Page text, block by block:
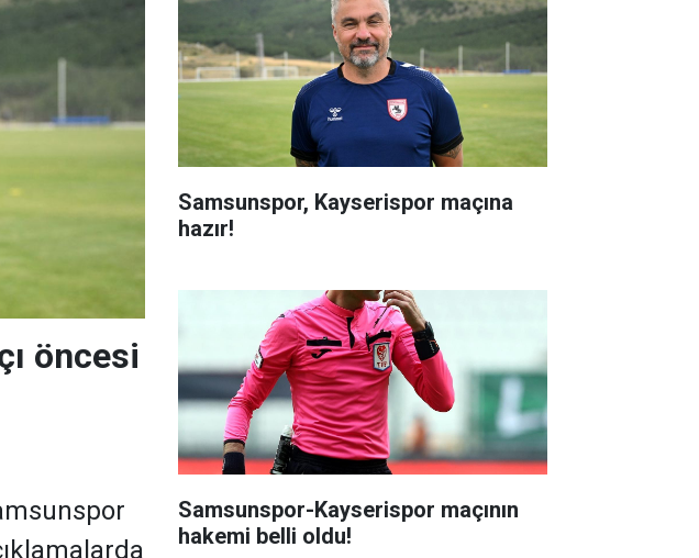
öncesi
Samsunspor, Kayserispor maçına
hazır!
Samsunspor-Kayserispor maçının
hakemi belli oldu!